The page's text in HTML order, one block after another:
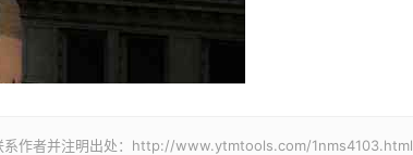
系作者并注明出处：http://www.ytmtools.com/1nms4103.html